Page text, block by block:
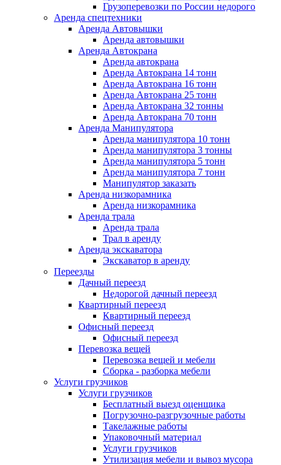
Грузоперевозки по России недорого
Аренда спецтехники
Аренда Автовышки
Аренда автовышки
Аренда Автокрана
Аренда автокрана
Аренда Автокрана 14 тонн
Аренда Автокрана 16 тонн
Аренда Автокрана 25 тонн
Аренда Автокрана 32 тонны
Аренда Автокрана 70 тонн
Аренда Манипулятора
Аренда манипулятора 10 тонн
Аренда манипулятора 3 тонны
Аренда манипулятора 5 тонн
Аренда манипулятора 7 тонн
Манипулятор заказать
Аренда низкорамника
Аренда низкорамника
Аренда трала
Аренда трала
Трал в аренду
Аренда экскаватора
Экскаватор в аренду
Переезды
Дачный переезд
Недорогой дачный переезд
Квартирный переезд
Квартирный переезд
Офисный переезд
Офисный переезд
Перевозка вещей
Перевозка вещей и мебели
Сборка - разборка мебели
Услуги грузчиков
Услуги грузчиков
Бесплатный выезд оценщика
Погрузочно-разгрузочные работы
Такелажные работы
Упаковочный материал
Услуги грузчиков
Утилизация мебели и вывоз мусора